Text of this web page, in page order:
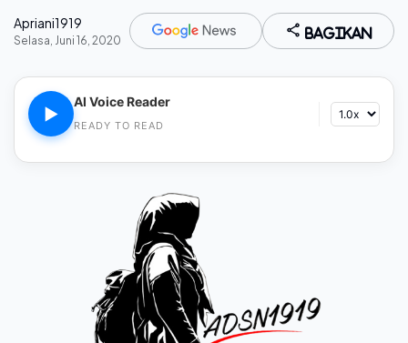
Apriani1919
Selasa, Juni 16, 2020 Bagikan
▶
AI Voice Reader
READY TO READ